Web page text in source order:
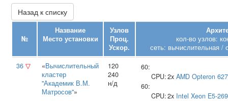
Назад к списку
№
Название
Место установки
Узлов
Проц.
Ускор.
кол-во узлов:
сеть: вычислительная /
36 ▽ «Вычислительный
кластер
"Академик В.М.
Матросов"»
120
240
н/д
60:
CPU:2x AMD Opteron
60:
CPU:2x Intel Xeon E5-